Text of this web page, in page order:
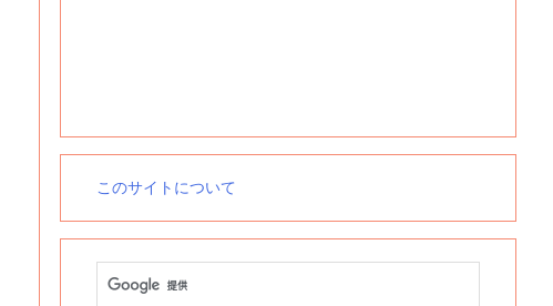
このサイトについて